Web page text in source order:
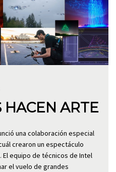
HACEN ARTE
una colaboración especial
crearon un espectáculo
equipo de técnicos de Intel
el vuelo de grandes